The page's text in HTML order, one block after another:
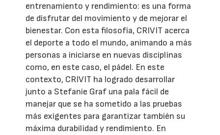
entrenamiento y rendimiento: es una forma
de disfrutar del movimiento y de mejorar el
bienestar. Con esta filosofía, CRIVIT acerca
el deporte a todo el mundo, animando a más
personas a iniciarse en nuevas disciplinas
como, en este caso, el pádel. En este
contexto, CRIVIT ha logrado desarrollar
junto a Stefanie Graf una pala fácil de
manejar que se ha sometido a las pruebas
más exigentes para garantizar también su
máxima durabilidad y rendimiento. En